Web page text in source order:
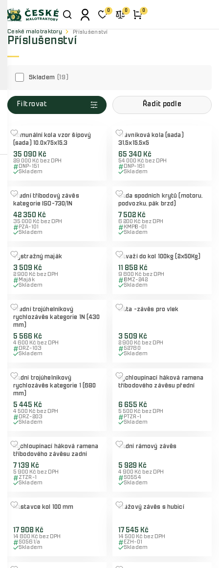
0 0 0
Příslušenství
České malotraktory Příslušenství
Skladem 19
Filtrovat Řadit podle
Komunální kola vzor šípový
(sada) 10.0x75x15,3
35 090 Kč
29 000 Kč bez DPH
DNP-151
Skladem
Trávníková kola (sada)
31,5x15,5x5
65 340 Kč
54 000 Kč bez DPH
DNP-161
Skladem
Přední tříbodový závěs
kategorie ISO-730/1N
42 350 Kč
35 000 Kč bez DPH
PZA-101
Skladem
Sada spodních krytů (motoru,
podvozku, pák brzd)
7 502 Kč
6 200 Kč bez DPH
KMPB-01
Skladem
Výstražný maják
3 509 Kč
2 900 Kč bez DPH
Maják
Skladem
Závaží do kol 100kg (2x50Kg)
11 858 Kč
9 800 Kč bez DPH
BMZ-242
Skladem
Přední trojúhelníkový
rychlozávěs kategorie 1N (430
mm)
5 566 Kč
4 600 Kč bez DPH
DRZ-103
Skladem
Lišta -závěs pro vlek
3 509 Kč
2 900 Kč bez DPH
52780
Skladem
Zadní trojúhelníkový
rychlozávěs kategorie 1 (680
mm)
5 445 Kč
4 500 Kč bez DPH
DRZ-203
Skladem
Rychloupínací háková ramena
tříbodového závěsu přední
6 655 Kč
5 500 Kč bez DPH
PTZR-1
Skladem
Rychloupínací háková ramena
tříbodového závěsu zadní
7 139 Kč
5 900 Kč bez DPH
ZTZR-1
Skladem
Zadní rámový závěs
5 929 Kč
4 900 Kč bez DPH
S0554
Skladem
Nástavce kol 100 mm
17 908 Kč
14 800 Kč bez DPH
S0561/a
Skladem
Etážový závěs s hubicí
17 545 Kč
14 500 Kč bez DPH
EZH-01
Skladem